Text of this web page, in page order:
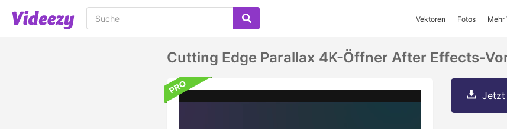
Vektoren Fotos Mehr
Cutting Edge Parallax 4K-Öffner After Effects-
Jetzt